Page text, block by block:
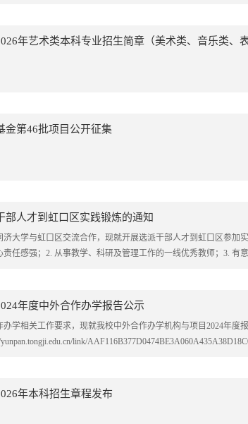
年艺术类本科专业招生简章（美术类、音乐类、
金第46批项目公开征集
部人才到虹口区实践锻炼的通知
济大学与虹口区交流合作，现就开展选派干部人才到虹口区参加
责任感强；2. 从事教学、科研及管理工作的一线优秀教师；3. 有
年度中外合作办学报告公示
办学相关工作要求，现就我校中外合作办学机构与项目2024年度
link/
年本科招生章程发布